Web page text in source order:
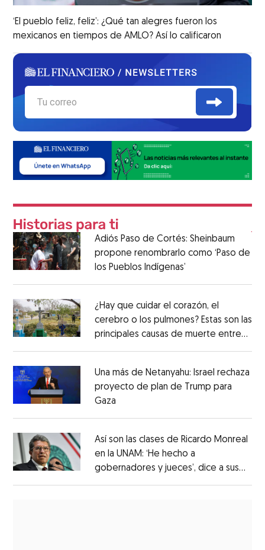
‘El pueblo feliz, feliz’: ¿Qué tan alegres fueron los
mexicanos en tiempos de AMLO? Así lo calificaron
Adiós Paso de Cortés: Sheinbaum
propone renombrarlo como ‘Paso de
los Pueblos Indígenas’
¿Hay que cuidar el corazón, el
cerebro o los pulmones? Estas son las
principales causas de muerte entre
los mexicanos
Una más de Netanyahu: Israel rechaza
proyecto de plan de Trump para
Gaza
Así son las clases de Ricardo Monreal
en la UNAM: ‘He hecho a
gobernadores y jueces’, dice a sus
alumnos